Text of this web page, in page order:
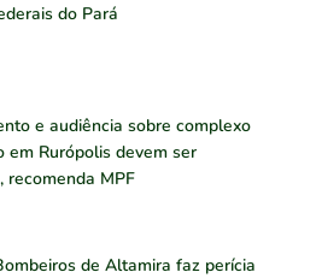
do Pará
e audiência sobre complexo
em Rurópolis devem ser
recomenda MPF
de Altamira faz perícia